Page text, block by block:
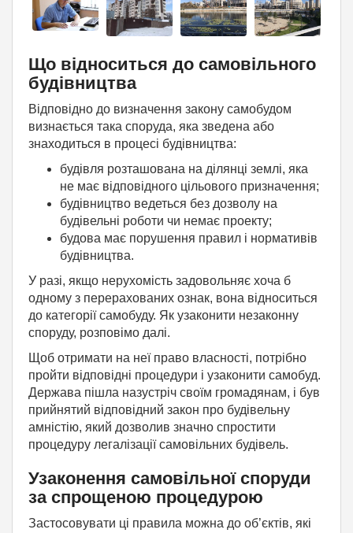
Що відноситься до самовільного
будівництва
Відповідно до визначення закону самобудом
визнається така споруда, яка зведена або
знаходиться в процесі будівництва:
будівля розташована на ділянці землі, яка
не має відповідного цільового призначення;
будівництво ведеться без дозволу на
будівельні роботи чи немає проекту;
будова має порушення правил і нормативів
будівництва.
У разі, якщо нерухомість задовольняє хоча б
одному з перерахованих ознак, вона відноситься
до категорії самобуду. Як узаконити незаконну
споруду, розповімо далі.
Щоб отримати на неї право власності, потрібно
пройти відповідні процедури і узаконити самобуд.
Держава пішла назустріч своїм громадянам, і був
прийнятий відповідний закон про будівельну
амністію, який дозволив значно спростити
процедуру легалізації самовільних будівель.
Узаконення самовільної споруди
за спрощеною процедурою
Застосовувати ці правила можна до об’єктів, які